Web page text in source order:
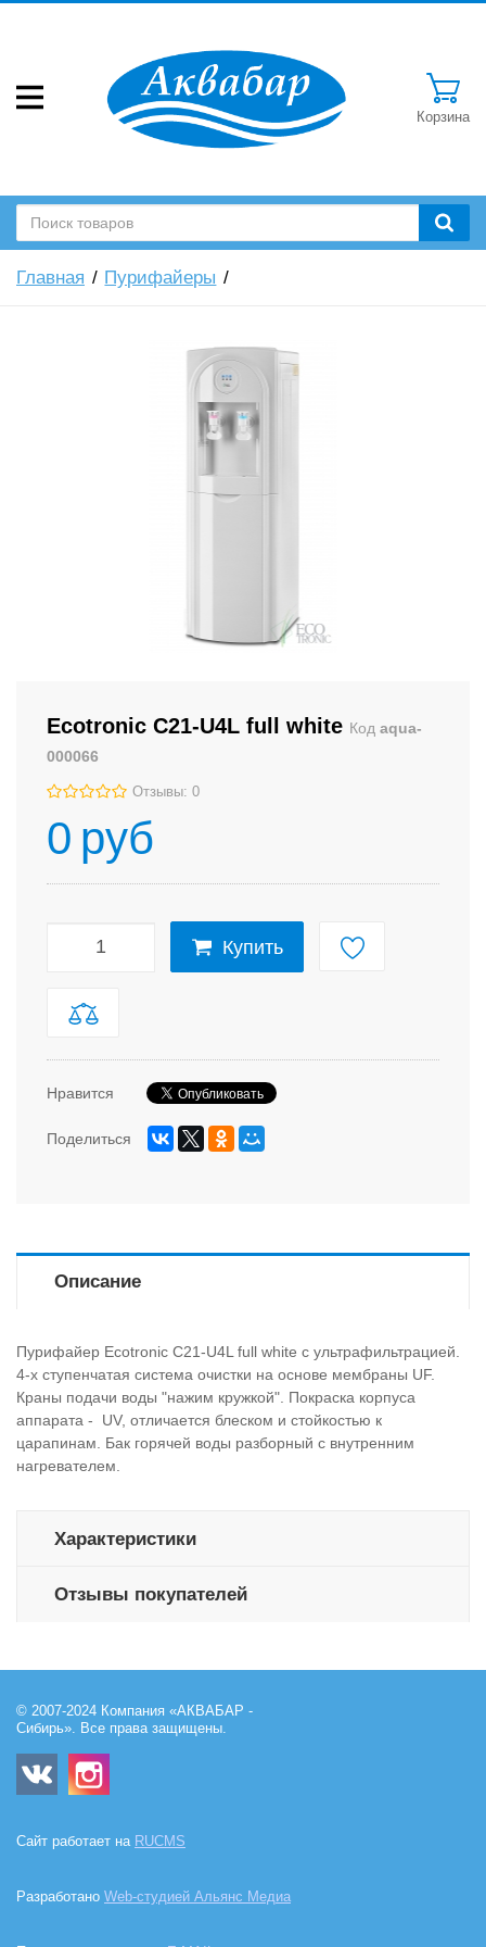
Корзина
Главная Пурифайеры
Ecotronic C21-U4L full white Код aqua-
000066
Отзывы: 0
0 руб
Купить
Нравится
Поделиться
Описание
Пурифайер Ecotronic C21-U4L full white с ультрафильтрацией.
4-х ступенчатая система очистки на основе мембраны UF.
Краны подачи воды "нажим кружкой". Покраска корпуса
аппарата - UV, отличается блеском и стойкостью к
царапинам. Бак горячей воды разборный с внутренним
нагревателем.
Характеристики
Отзывы покупателей
© 2007-2024 Компания «АКВАБАР -
Сибирь». Все права защищены.
Сайт работает на RUCMS
Разработано Web-студией Альянс Медиа